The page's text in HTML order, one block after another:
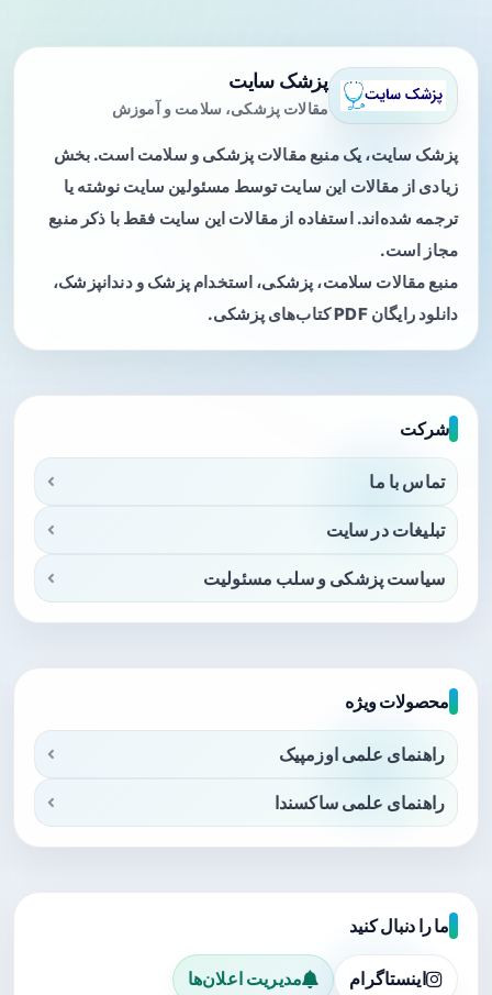
پزشک سایت
مقالات پزشکی، سلامت و آموزش
پزشک سایت، یک منبع مقالات پزشکی و سلامت است. بخش
زیادی از مقالات این سایت توسط مسئولین سایت نوشته یا
ترجمه شده‌اند. استفاده از مقالات این سایت فقط با ذکر منبع
مجاز است.
منبع مقالات سلامت، پزشکی، استخدام پزشک و دندانپزشک،
دانلود رایگان PDF کتاب‌های پزشکی.
شرکت
تماس با ما
تبلیغات در سایت
سیاست پزشکی و سلب مسئولیت
محصولات ویژه
راهنمای علمی اوزمپیک
راهنمای علمی ساکسندا
ما را دنبال کنید
اینستاگرام مدیریت اعلان‌ها